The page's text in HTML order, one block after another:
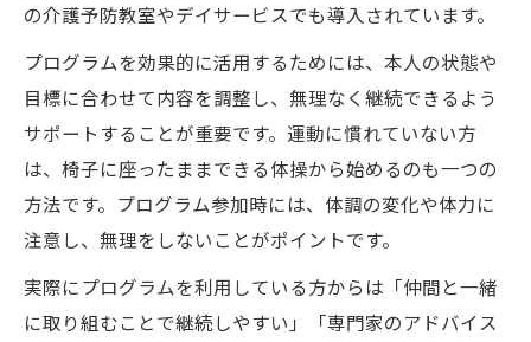
の介護予防教室やデイサービスでも導入されています。
プログラムを効果的に活用するためには、本人の状態や
目標に合わせて内容を調整し、無理なく継続できるよう
サポートすることが重要です。運動に慣れていない方
は、椅子に座ったままできる体操から始めるのも一つの
方法です。プログラム参加時には、体調の変化や体力に
注意し、無理をしないことがポイントです。
実際にプログラムを利用している方からは「仲間と一緒
に取り組むことで継続しやすい」「専門家のアドバイス